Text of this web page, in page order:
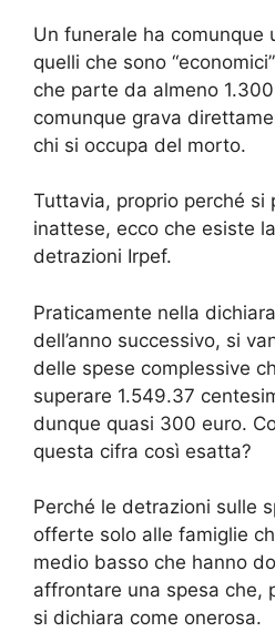
Un funerale ha comunque
quelli che sono
che parte da almeno
comunque grava
chi si occupa del morto.
Tuttavia, proprio perché si
inattese, ecco che esiste
detrazioni Irpef.
Praticamente nella
dell’anno successivo, si
delle spese complessive
superare 1.549.37
dunque quasi 300 euro.
questa cifra così esatta?
Perché le detrazioni sulle
offerte solo alle famiglie
medio basso che hanno
affrontare una spesa che,
si dichiara come onerosa.